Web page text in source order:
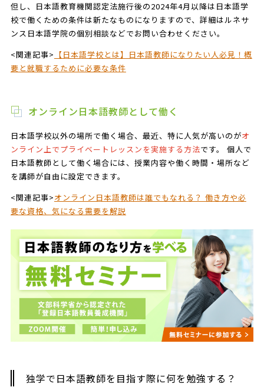
但し、日本語教育機関認定法施行後の2024年4月以降は日本語学
校で働くための条件は新たなものになりますので、詳細はルネサ
ンス日本語学院の個別相談などでお問い合わせください。
<関連記事> 【日本語学校とは】日本語教師になりたい人必見！概
要と就職するために必要な条件
オンライン日本語教師として働く
日本語学校以外の場所で働く場合、最近、特に人気が高いのがオ
ンライン上でプライベートレッスンを実施する方法です。 個人で
日本語教師として働く場合には、授業内容や働く時間・場所など
を講師が自由に設定できます。
<関連記事>オンライン日本語教師は誰でもなれる？ 働き方や必
要な資格、気になる需要を解説
独学で日本語教師を目指す際に何を勉強する？